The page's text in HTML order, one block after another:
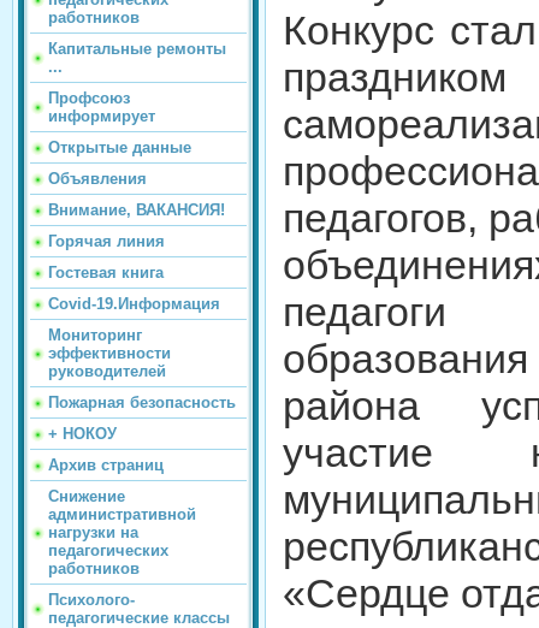
работников
Капитальные ремонты
...
Профсоюз
информирует
Открытые данные
Объявления
Внимание, ВАКАНСИЯ!
Горячая линия
Гостевая книга
Covid-19.Информация
Мониторинг
эффективности
руководителей
Пожарная безопасность
+ НОКОУ
Архив страниц
Снижение
административной
нагрузки на
педагогических
работников
Психолого-
педагогические классы
Конкурс
педагогов,
педагоги
района
«Сердце